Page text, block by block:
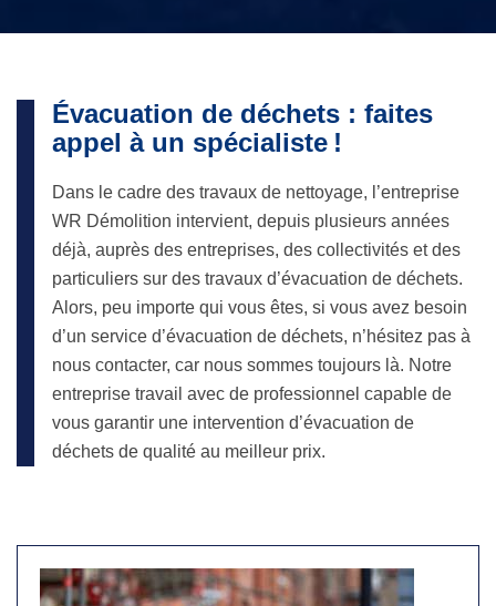
Évacuation de déchets : faites
appel à un spécialiste !
Dans le cadre des travaux de nettoyage, l’entreprise
WR Démolition intervient, depuis plusieurs années
déjà, auprès des entreprises, des collectivités et des
particuliers sur des travaux d’évacuation de déchets.
Alors, peu importe qui vous êtes, si vous avez besoin
d’un service d’évacuation de déchets, n’hésitez pas à
nous contacter, car nous sommes toujours là. Notre
entreprise travail avec de professionnel capable de
vous garantir une intervention d’évacuation de
déchets de qualité au meilleur prix.